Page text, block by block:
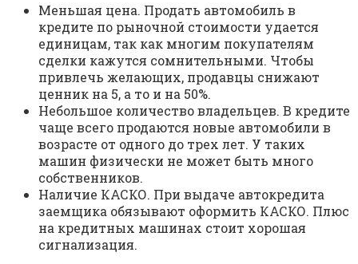
Меньшая цена. Продать автомобиль в
кредите по рыночной стоимости удается
единицам, так как многим покупателям
сделки кажутся сомнительными. Чтобы
привлечь желающих, продавцы снижают
ценник на 5, а то и на 50%.
Небольшое количество владельцев. В кредите
чаще всего продаются новые автомобили в
возрасте от одного до трех лет. У таких
машин физически не может быть много
собственников.
Наличие КАСКО. При выдаче автокредита
заемщика обязывают оформить КАСКО. Плюс
на кредитных машинах стоит хорошая
сигнализация.